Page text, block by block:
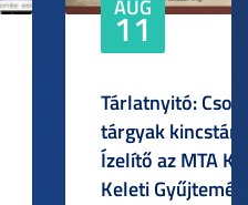
AUG
11
Tárlatnyitó:
tárgyak
Ízelítő az MTA
Keleti